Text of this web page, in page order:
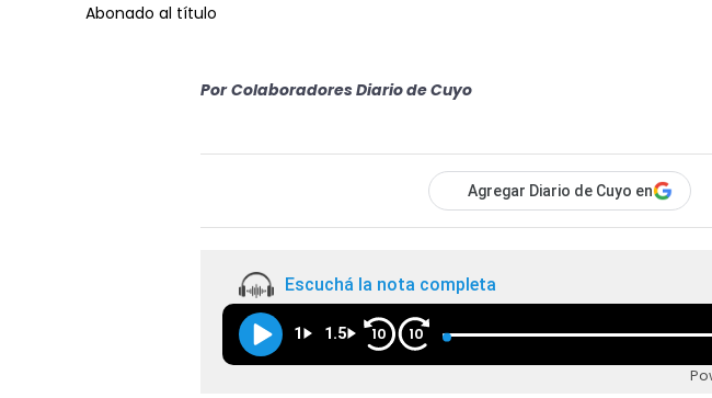
Abonado al título
Por Colaboradores Diario de Cuyo
Agregar Diario de Cuyo en
Escuchá la nota completa
1 1.5 10 10